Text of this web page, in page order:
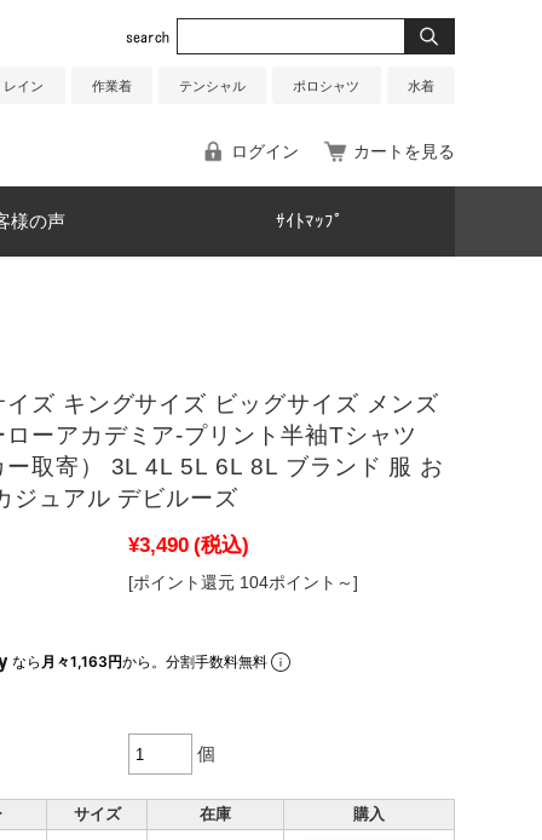
レイン 作業着 テンシャル ポロシャツ 水着
ログイン カートを見る
様の声 ｻｲﾄﾏｯﾌﾟ
イズ キングサイズ ビッグサイズ メンズ
ローアカデミア-プリント半袖Tシャツ
ー取寄） 3L 4L 5L 6L 8L ブランド 服 お
ジュアル デビルーズ
¥3,490 (税込)
[ポイント還元 104ポイント～]
なら 月々1,163円から。分割手数料無料
個
サイズ 在庫 購入